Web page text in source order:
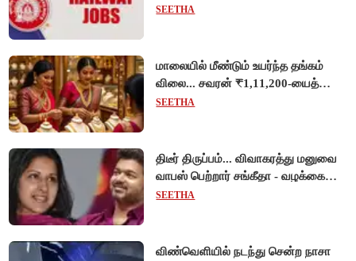
அப்ரண்டிஸ் பணியிடங்களுக்கு
SEETHA
மாலையில் மீண்டும் உயர்ந்த தங்கம்
விலை... சவரன் ₹1,11,200-யைத்
தொட்டது!
SEETHA
திடீர் திருப்பம்... விவாகரத்து மனுவை
வாபஸ் பெற்றார் சங்கீதா - வழக்கை
முடித்து வைத்தது செங்கல்பட்டு
SEETHA
விண்வெளியில் நடந்து சென்ற நாசா